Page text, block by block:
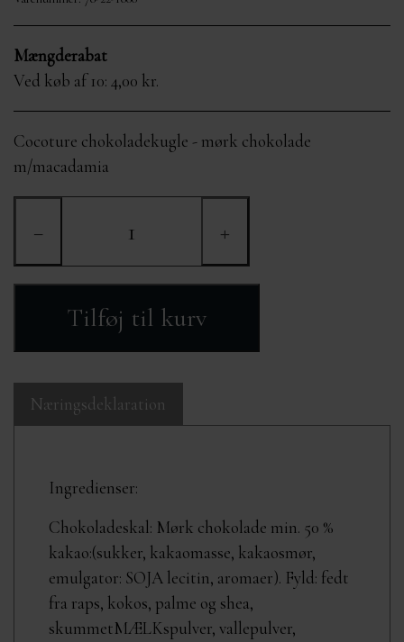
KURVE FRA 400,-
KONTAKT
Mængderabat
Ved køb af 10: 4,00 kr.
Cocoture chokoladekugle - mørk chokolade
m/macadamia
− +
Tilføj til kurv
Næringsdeklaration
Ingredienser:
Chokoladeskal: Mørk chokolade min. 50 %
kakao:(sukker, kakaomasse, kakaosmør,
emulgator: SOJA lecitin, aromaer). Fyld: fedt
fra raps, kokos, palme og shea,
skummetMÆLKspulver, vallepulver,